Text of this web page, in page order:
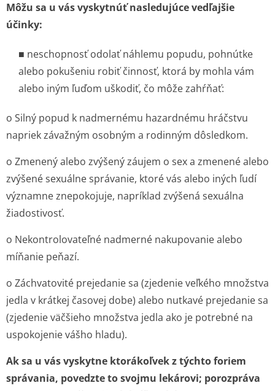
Môžu sa u vás vyskytnúť nasledujúce vedľajšie
účinky:
■ neschopnosť odolať náhlemu popudu, pohnútke
alebo pokušeniu robiť činnosť, ktorá by mohla vám
alebo iným ľuďom uškodiť, čo môže zahŕňať:
o Silný popud k nadmernému hazardnému hráčstvu
napriek závažným osobným a rodinným dôsledkom.
o Zmenený alebo zvýšený záujem o sex a zmenené alebo
zvýšené sexuálne správanie, ktoré vás alebo iných ľudí
významne znepokojuje, napríklad zvýšená sexuálna
žiadostivosť.
o Nekontrolovateľné nadmerné nakupovanie alebo
míňanie peňazí.
o Záchvatovité prejedanie sa (zjedenie veľkého množstva
jedla v krátkej časovej dobe) alebo nutkavé prejedanie sa
(zjedenie väčšieho množstva jedla ako je potrebné na
uspokojenie vášho hladu).
Ak sa u vás vyskytne ktorákoľvek z týchto foriem
správania, povedzte to svojmu lekárovi; porozpráva